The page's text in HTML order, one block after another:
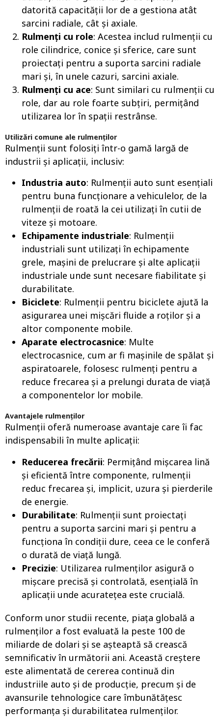
datorită capacității lor de a gestiona atât
sarcini radiale, cât și axiale.
Rulmenți cu role: Acestea includ rulmenții cu
role cilindrice, conice și sferice, care sunt
proiectați pentru a suporta sarcini radiale
mari și, în unele cazuri, sarcini axiale.
Rulmenți cu ace: Sunt similari cu rulmenții cu
role, dar au role foarte subțiri, permițând
utilizarea lor în spații restrânse.
Utilizări comune ale rulmenților
Rulmenții sunt folosiți într-o gamă largă de
industrii și aplicații, inclusiv:
Industria auto: Rulmenții auto sunt esențiali
pentru buna funcționare a vehiculelor, de la
rulmenții de roată la cei utilizați în cutii de
viteze și motoare.
Echipamente industriale: Rulmenții
industriali sunt utilizați în echipamente
grele, mașini de prelucrare și alte aplicații
industriale unde sunt necesare fiabilitate și
durabilitate.
Biciclete: Rulmenții pentru biciclete ajută la
asigurarea unei mișcări fluide a roților și a
altor componente mobile.
Aparate electrocasnice: Multe
electrocasnice, cum ar fi mașinile de spălat și
aspiratoarele, folosesc rulmenți pentru a
reduce frecarea și a prelungi durata de viață
a componentelor lor mobile.
Avantajele rulmenților
Rulmenții oferă numeroase avantaje care îi fac
indispensabili în multe aplicații:
Reducerea frecării: Permițând mișcarea lină
și eficientă între componente, rulmenții
reduc frecarea și, implicit, uzura și pierderile
de energie.
Durabilitate: Rulmenții sunt proiectați
pentru a suporta sarcini mari și pentru a
funcționa în condiții dure, ceea ce le conferă
o durată de viață lungă.
Precizie: Utilizarea rulmenților asigură o
mișcare precisă și controlată, esențială în
aplicații unde acuratețea este crucială.
Conform unor studii recente, piața globală a
rulmenților a fost evaluată la peste 100 de
miliarde de dolari și se așteaptă să crească
semnificativ în următorii ani. Această creștere
este alimentată de cererea continuă din
industriile auto și de producție, precum și de
avansurile tehnologice care îmbunătățesc
performanța și durabilitatea rulmenților.